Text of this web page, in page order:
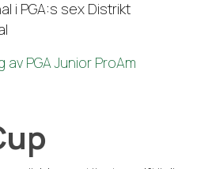
i PGA:s sex Distrikt
av PGA Junior ProAm